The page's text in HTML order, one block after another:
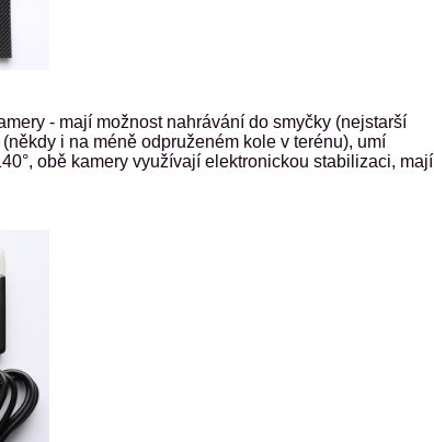
- mají možnost nahrávání do smyčky (nejstarší
i na méně odpruženém kole v terénu), umí
obě kamery využívají elektronickou stabilizaci, mají